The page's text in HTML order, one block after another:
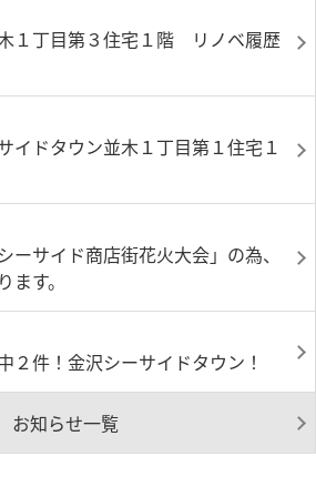
１丁目第３住宅１階 リノベ履歴
イドタウン並木１丁目第１住宅１
サイド商店街花火大会」の為、
す。
２件！金沢シーサイドタウン！
お知らせ一覧